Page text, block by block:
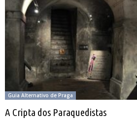
Guia Alternativo de Praga
A Cripta dos Paraquedistas